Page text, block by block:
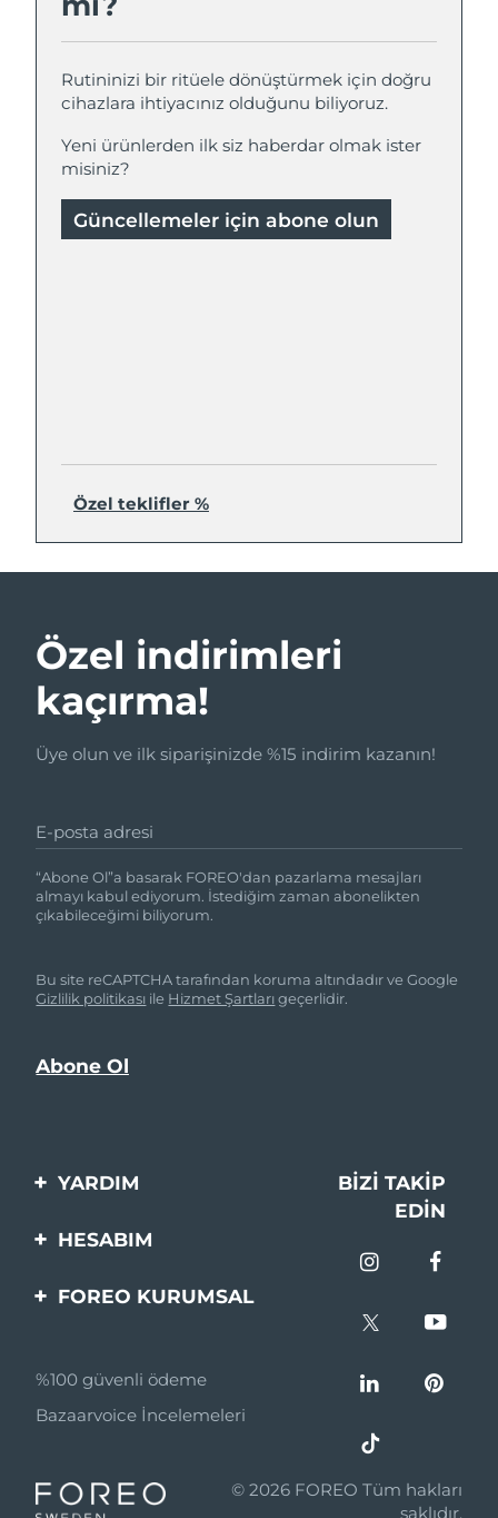
Rutininizi bir ritüele dönüştürmek için doğru
cihazlara ihtiyacınız olduğunu biliyoruz.
Yeni ürünlerden ilk siz haberdar olmak ister
misiniz?
Güncellemeler için abone olun
Özel teklifler %
Özel indirimleri
kaçırma!
Üye olun ve ilk siparişinizde %15 indirim kazanın!
E-posta adresi
“Abone Ol”a basarak FOREO'dan pazarlama mesajları
almayı kabul ediyorum. İstediğim zaman abonelikten
çıkabileceğimi biliyorum.
Bu site reCAPTCHA tarafından koruma altındadır ve Google
Gizlilik politikası ile Hizmet Şartlarıgeçerlidir.
YARDIM
Bi̇zi̇mle İleti̇şi̇me Geçi̇n
BIZI TAKIP
EDIN
HESABIM
Ürün Kaydı
FOREO KURUMSAL
Ortaklik Programi
Ortaklık haberleri
Perakende Satış
%100 güvenli ödeme
Bazaarvoice İncelemeleri
© 2026 FOREO Tüm hakları
saklıdır.